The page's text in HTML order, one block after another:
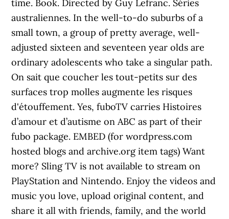
tags) Want
more? Sling TV is not available to stream on
PlayStation and Nintendo. Enjoy the videos and
music you love, upload original content, and
share it all with friends, family, and the world